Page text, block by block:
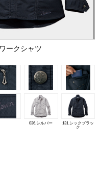
ークシャツ
036.シルバー
131.シックブラッ
ク